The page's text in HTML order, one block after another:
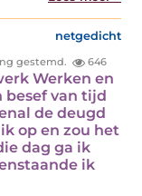
netgedicht
gestemd. 646
Werken en
besef van tijd
de deugd
op en zou het
dag ga ik
ik